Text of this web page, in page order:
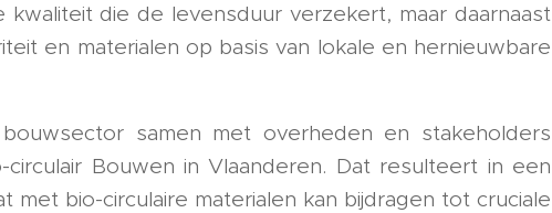
die de levensduur verzekert, maar daarnaast
en materialen op basis van lokale en hernieuwbare
samen met overheden en stakeholders
Bouwen in Vlaanderen. Dat resulteert in een
bio-circulaire materialen kan bijdragen tot cruciale